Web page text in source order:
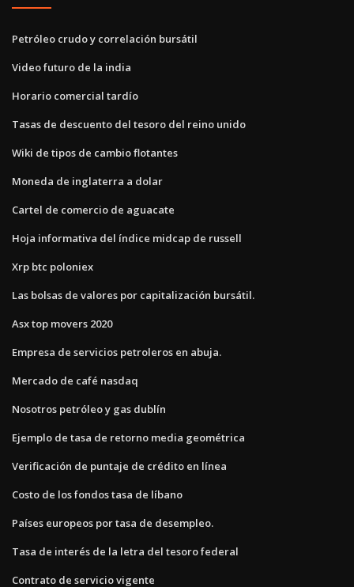
Petróleo crudo y correlación bursátil
Video futuro de la india
Horario comercial tardío
Tasas de descuento del tesoro del reino unido
Wiki de tipos de cambio flotantes
Moneda de inglaterra a dolar
Cartel de comercio de aguacate
Hoja informativa del índice midcap de russell
Xrp btc poloniex
Las bolsas de valores por capitalización bursátil.
Asx top movers 2020
Empresa de servicios petroleros en abuja.
Mercado de café nasdaq
Nosotros petróleo y gas dublín
Ejemplo de tasa de retorno media geométrica
Verificación de puntaje de crédito en línea
Costo de los fondos tasa de líbano
Países europeos por tasa de desempleo.
Tasa de interés de la letra del tesoro federal
Contrato de servicio vigente